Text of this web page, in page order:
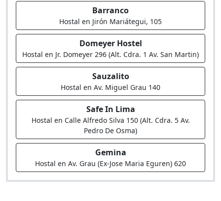
Barranco
Hostal en Jirón Mariátegui, 105
Domeyer Hostel
Hostal en Jr. Domeyer 296 (Alt. Cdra. 1 Av. San Martin)
Sauzalito
Hostal en Av. Miguel Grau 140
Safe In Lima
Hostal en Calle Alfredo Silva 150 (Alt. Cdra. 5 Av.
Pedro De Osma)
Gemina
Hostal en Av. Grau (Ex-Jose Maria Eguren) 620